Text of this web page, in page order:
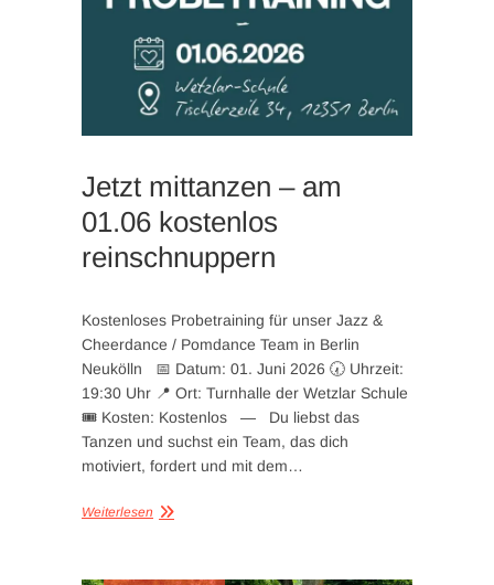
Jetzt mittanzen – am
01.06 kostenlos
reinschnuppern
Kostenloses Probetraining für unser Jazz &
Cheerdance / Pomdance Team in Berlin
Neukölln 📅 Datum: 01. Juni 2026 🕢 Uhrzeit:
19:30 Uhr 📍 Ort: Turnhalle der Wetzlar Schule
🎟️ Kosten: Kostenlos — Du liebst das
Tanzen und suchst ein Team, das dich
motiviert, fordert und mit dem…
Weiterlesen